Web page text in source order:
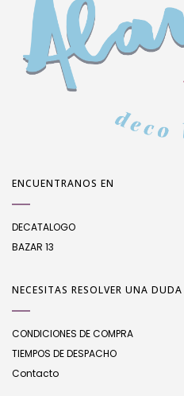
ENCUENTRANOS EN
DECATALOGO
BAZAR 13
NECESITAS RESOLVER UNA DUDA
CONDICIONES DE COMPRA
TIEMPOS DE DESPACHO
Contacto